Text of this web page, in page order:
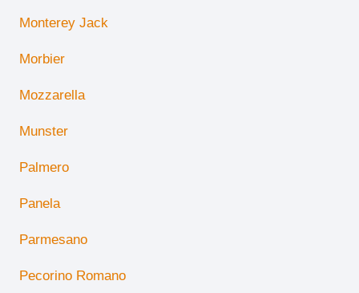
Monterey Jack
Morbier
Mozzarella
Munster
Palmero
Panela
Parmesano
Pecorino Romano